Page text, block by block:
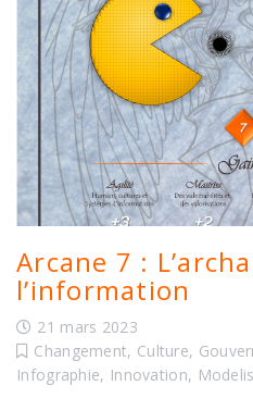
Arcane 7 :
l’information
21 mars 2023
Changement, Culture,
Infographie, Innovation,